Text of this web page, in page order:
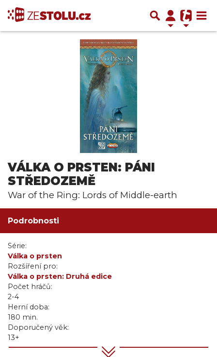
VÁLKA O PRSTEN: PÁNI
STŘEDOZEMĚ
War of the Ring: Lords of Middle-earth
Podrobnosti
Série:
Válka o prsten
Rozšíření pro:
Válka o prsten: Druhá edice
Počet hráčů:
2-4
Herní doba:
180 min.
Doporučený věk:
13+